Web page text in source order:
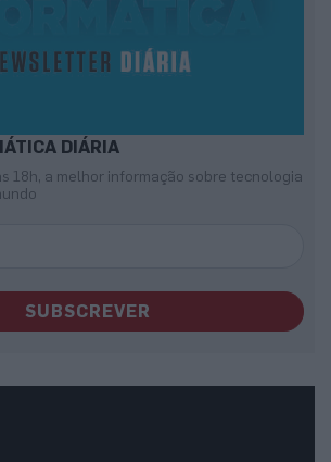
DIÁRIA
18h, a melhor informação sobre tecnologia
SUBSCREVER